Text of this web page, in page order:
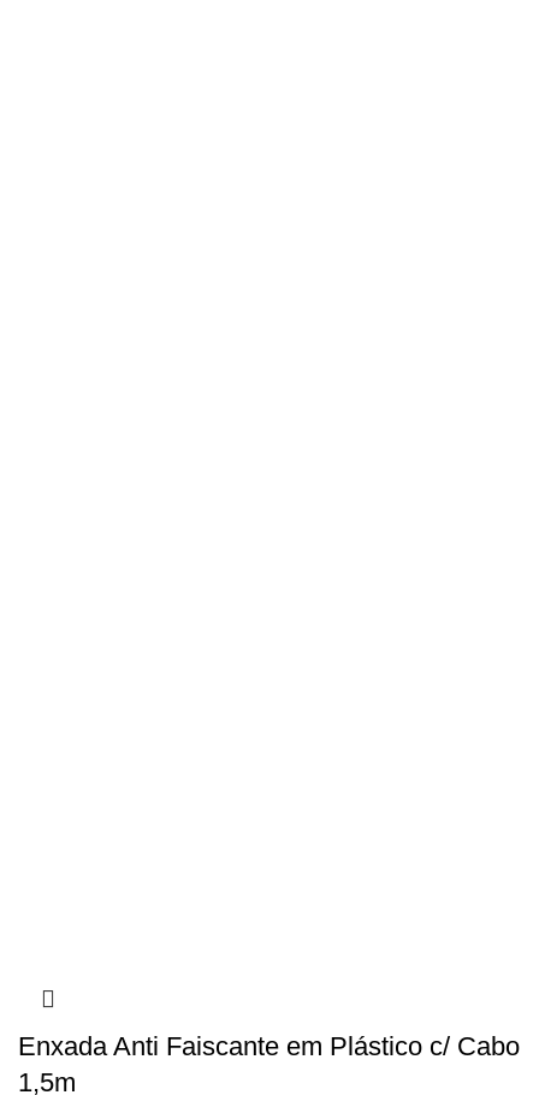
Enxada Anti Faiscante em Plástico c/ Cabo
1,5m